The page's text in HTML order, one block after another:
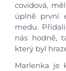
covidová,
úplně první
medu.
nás hodně,
který byl
Marlenka je